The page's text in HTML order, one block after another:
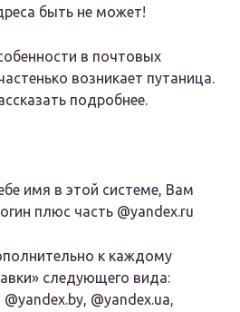
быть не может!
в почтовых
возникает путаница.
подробнее.
имя в этой системе, Вам
плюс часть @yandex.ru
к каждому
следующего вида:
@yandex.ua,